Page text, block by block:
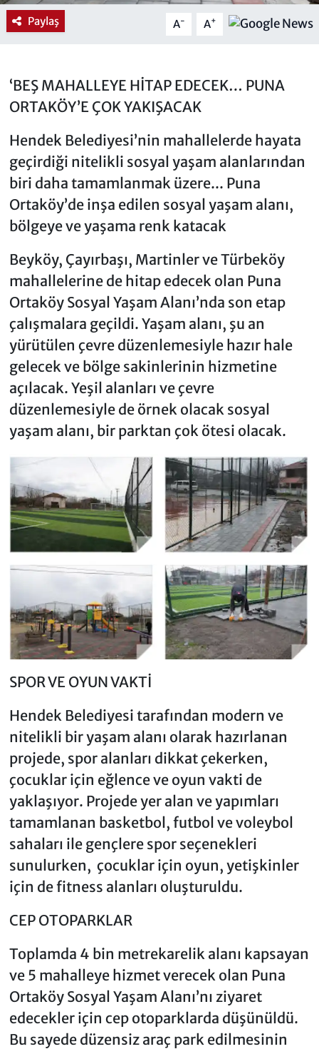
Paylaş A- A+
‘BEŞ MAHALLEYE HİTAP EDECEK… PUNA
ORTAKÖY’E ÇOK YAKIŞACAK
Hendek Belediyesi’nin mahallelerde hayata
geçirdiği nitelikli sosyal yaşam alanlarından
biri daha tamamlanmak üzere... Puna
Ortaköy’de inşa edilen sosyal yaşam alanı,
bölgeye ve yaşama renk katacak
Beyköy, Çayırbaşı, Martinler ve Türbeköy
mahallelerine de hitap edecek olan Puna
Ortaköy Sosyal Yaşam Alanı’nda son etap
çalışmalara geçildi. Yaşam alanı, şu an
yürütülen çevre düzenlemesiyle hazır hale
gelecek ve bölge sakinlerinin hizmetine
açılacak. Yeşil alanları ve çevre
düzenlemesiyle de örnek olacak sosyal
yaşam alanı, bir parktan çok ötesi olacak.
SPOR VE OYUN VAKTİ
Hendek Belediyesi tarafından modern ve
nitelikli bir yaşam alanı olarak hazırlanan
projede, spor alanları dikkat çekerken,
çocuklar için eğlence ve oyun vakti de
yaklaşıyor. Projede yer alan ve yapımları
tamamlanan basketbol, futbol ve voleybol
sahaları ile gençlere spor seçenekleri
sunulurken, çocuklar için oyun, yetişkinler
için de fitness alanları oluşturuldu.
CEP OTOPARKLAR
Toplamda 4 bin metrekarelik alanı kapsayan
ve 5 mahalleye hizmet verecek olan Puna
Ortaköy Sosyal Yaşam Alanı’nı ziyaret
edecekler için cep otoparklarda düşünüldü.
Bu sayede düzensiz araç park edilmesinin